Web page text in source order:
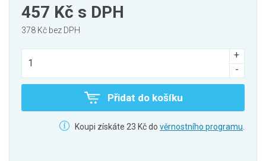
457 Kč s DPH
378 Kč bez DPH
Přidat do košíku
Koupi získáte 23 Kč do věrnostního programu.